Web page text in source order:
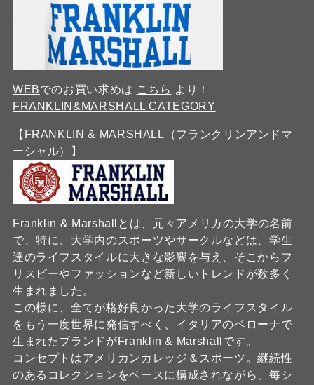
WEBでのお買い求めは こちら より！
FRANKLIN&MARSHALL CATEGORY
【FRANKLIN & MARSHALL（フランクリンアンドマ
ーシャル）】
Franklin & Marshallとは、元々アメリカの大学の名前
で、特に、大学内のスポーツやサークルなどは、学生
達のライフスタイルに大きな影響を与え、そこからフ
リスビーやファッションなど新しいトレンドが数多く
生まれました。
この様に、全てが格好良かった大学のライフスタイル
をもう一度世界に発信すべく、イタリアのベローナで
生まれたブランドがFranklin & Marshallです。
コンセプトはアメリカンカレッジ＆スポーツ。継続性
のあるコレクションをベースに構成されながら、毎シ